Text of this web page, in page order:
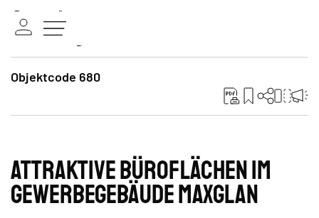
Objektcode 680
Attraktive Büroflächen im
Gewerbegebäude Maxglan